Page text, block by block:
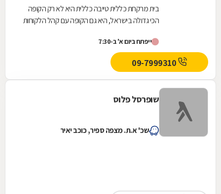
בית מרקחת כללית טייבה כללית היא לא רק הקופה
הכי גדולה בישראל, היא גם הקופה עם קהל הלקוחות
שירות...
ייפתח ביום א' ב-7:30
שופרסל פלוס
שכ' א.ת. מצפה ספיר, כוכב יאיר